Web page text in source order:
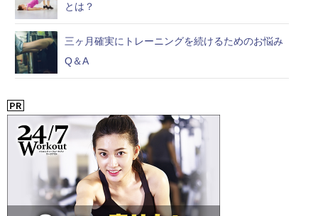
とは？
三ヶ月確実にトレーニングを続けるためのお悩み
Q＆A